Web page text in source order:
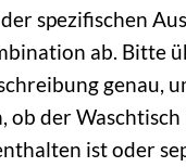
spezifischen
ab. Bitte
genau,
ob der Waschtisch
ist oder